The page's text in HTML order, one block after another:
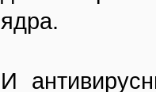
ядра.
И